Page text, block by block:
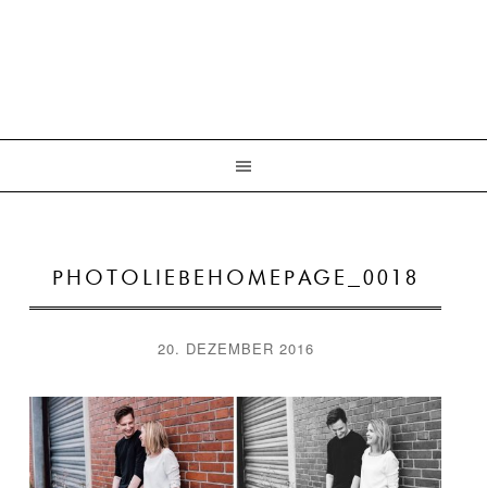
PHOTOLIEBEHOMEPAGE_0018
20. DEZEMBER 2016